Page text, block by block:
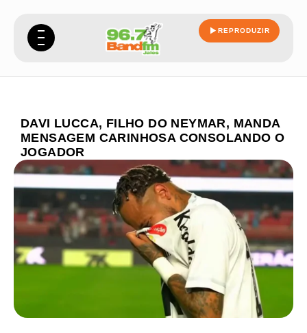
REPRODUZIR
DAVI LUCCA, FILHO DO NEYMAR, MANDA
MENSAGEM CARINHOSA CONSOLANDO O
JOGADOR